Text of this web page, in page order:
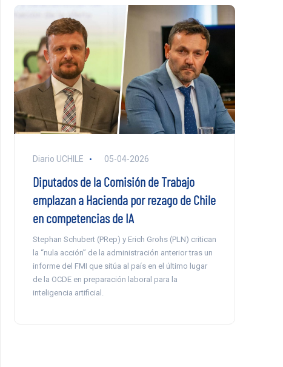
Diario UCHILE 05-04-2026
Diputados de la Comisión de Trabajo
emplazan a Hacienda por rezago de Chile
en competencias de IA
Stephan Schubert (PRep) y Erich Grohs (PLN) critican
la “nula acción” de la administración anterior tras un
informe del FMI que sitúa al país en el último lugar
de la OCDE en preparación laboral para la
inteligencia artificial.